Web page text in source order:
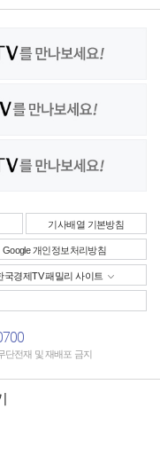
기사배열 기본방침
Google 개인정보처리방침
국경제TV 패밀리 사이트
단전재 및 재배포 금지